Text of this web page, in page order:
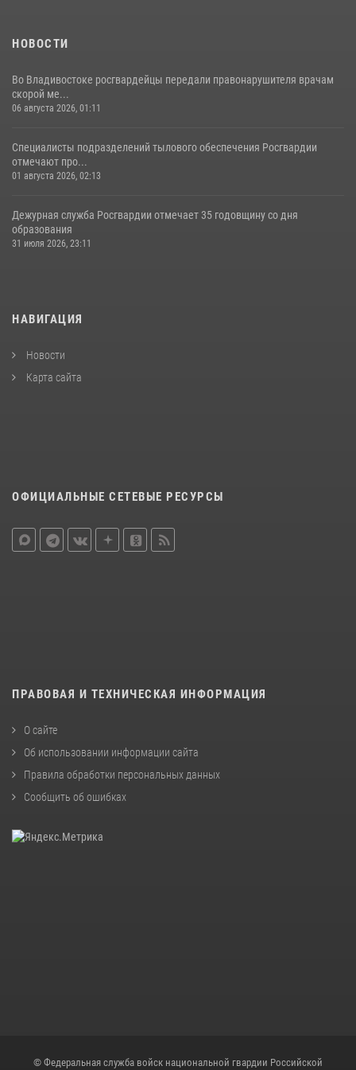
НОВОСТИ
Во Владивостоке росгвардейцы передали правонарушителя врачам
скорой ме...
06 августа 2026, 01:11
Специалисты подразделений тылового обеспечения Росгвардии
отмечают про...
01 августа 2026, 02:13
Дежурная служба Росгвардии отмечает 35 годовщину со дня
образования
31 июля 2026, 23:11
НАВИГАЦИЯ
Новости
Карта сайта
ОФИЦИАЛЬНЫЕ СЕТЕВЫЕ РЕСУРСЫ
ПРАВОВАЯ И ТЕХНИЧЕСКАЯ ИНФОРМАЦИЯ
О сайте
Об использовании информации сайта
Правила обработки персональных данных
Сообщить об ошибках
© Федеральная служба войск национальной гвардии Российской